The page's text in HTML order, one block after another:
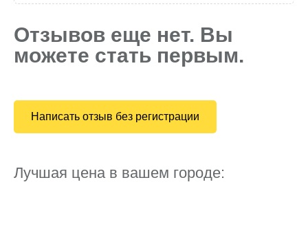
Отзывов еще нет. Вы
можете стать первым.
Написать отзыв без регистрации
Лучшая цена в вашем городе: